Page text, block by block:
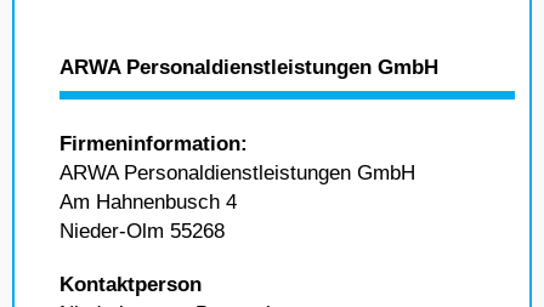
ARWA Personaldienstleistungen GmbH
Firmeninformation:
ARWA Personaldienstleistungen GmbH
Am Hahnenbusch 4
Nieder-Olm 55268
Kontaktperson